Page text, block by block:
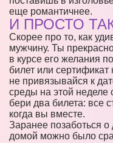
еще романтичнее.
И ПРОСТО
Скорее про то, как
мужчину. Ты
в курсе его желания
билет или
не привязывайся к
среды на этой неделе
бери два билета: все
когда вы вместе.
Заранее позаботься
домой можно было